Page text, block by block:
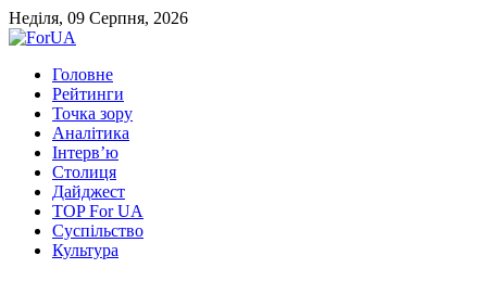
Неділя, 09 Серпня, 2026
Головне
Рейтинги
Точка зору
Аналітика
Інтерв’ю
Столиця
Дайджест
TOP For UA
Суспiльство
Культура